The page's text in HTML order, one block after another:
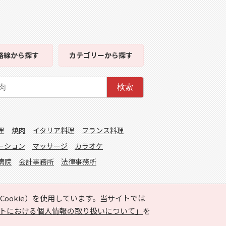
）を使用しています。当サイトでは
における個人情報の取り扱いについて」 を
線から探す カテゴリーから探す
検索
焼肉 イタリア料理
フランス料理
ション マッサージ
カラオケ
院 会計事務所 法律事務所